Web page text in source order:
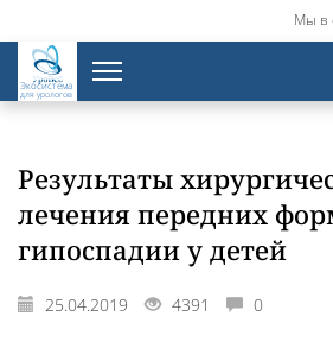
Мы в
Экосистема
для урологов
Результаты
лечения передних
гипоспадии у детей
25.04.2019 4391 0